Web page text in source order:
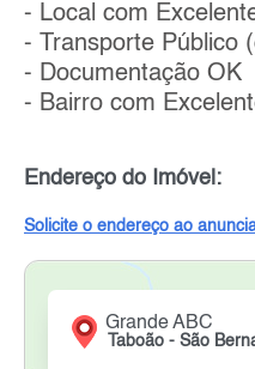
- Local com
- Transporte Público
- Documentação OK
- Bairro com
Endereço do Imóvel:
Solicite o endereço ao
Grande ABC
Taboão - São